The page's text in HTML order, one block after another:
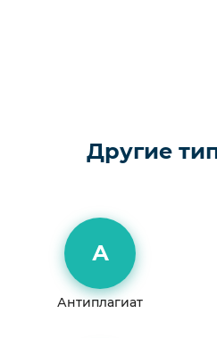
Другие
А
Антиплагиат